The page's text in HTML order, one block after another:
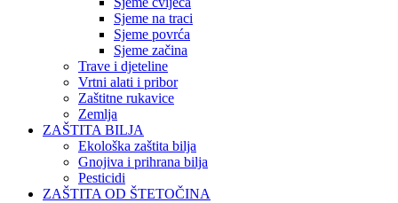
Sjeme na traci
Sjeme povrća
Sjeme začina
Trave i djeteline
Vrtni alati i pribor
Zaštitne rukavice
Zemlja
ZAŠTITA BILJA
Ekološka zaštita bilja
Gnojiva i prihrana bilja
Pesticidi
ZAŠTITA OD ŠTETOČINA